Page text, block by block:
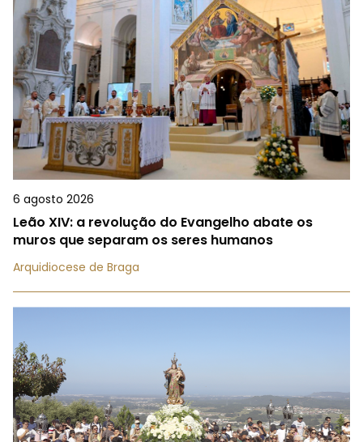
6 agosto 2026
Leão XIV: a revolução do Evangelho abate os
muros que separam os seres humanos
Arquidiocese de Braga